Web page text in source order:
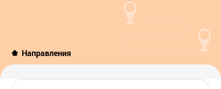
Направления